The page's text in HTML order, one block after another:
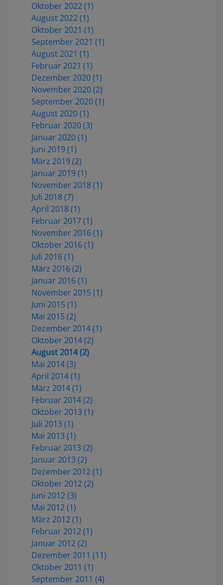
Oktober 2022 (1)
August 2022 (1)
Oktober 2021 (1)
September 2021 (1)
August 2021 (1)
Februar 2021 (1)
Dezember 2020 (1)
November 2020 (2)
September 2020 (1)
August 2020 (1)
Februar 2020 (3)
Januar 2020 (1)
Juni 2019 (1)
März 2019 (2)
Januar 2019 (1)
November 2018 (1)
Juli 2018 (7)
April 2018 (1)
Februar 2017 (1)
November 2016 (1)
Oktober 2016 (1)
Juli 2016 (1)
März 2016 (2)
Januar 2016 (1)
November 2015 (1)
Juni 2015 (1)
Mai 2015 (2)
Dezember 2014 (1)
Oktober 2014 (2)
August 2014 (2)
Mai 2014 (3)
April 2014 (1)
März 2014 (1)
Februar 2014 (2)
Oktober 2013 (1)
Juli 2013 (1)
Mai 2013 (1)
Februar 2013 (2)
Januar 2013 (2)
Dezember 2012 (1)
Oktober 2012 (2)
Juni 2012 (3)
Mai 2012 (1)
März 2012 (1)
Februar 2012 (1)
Januar 2012 (2)
Dezember 2011 (11)
Oktober 2011 (1)
September 2011 (4)